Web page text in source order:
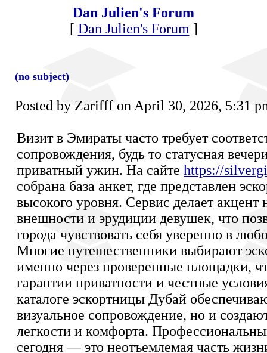
Dan Julien's Forum
[ Dan Julien's Forum ]
(no subject)
Posted by Zarifff on April 30, 2026, 5:31
Визит в Эмираты часто требует
сопровождения, будь то статусная
приватный ужин. На сайте https://
собрана база анкет, где представлен
высокого уровня. Сервис делает акцент
внешности и эрудиции девушек, что
города чувствовать себя уверенно в
Многие путешественники выбирают
именно через проверенные площадки,
гарантии приватности и честные
каталоге эскортницы Дубай
визуальное сопровождение, но и
легкости и комфорта.
сегодня — это неотъемлемая часть